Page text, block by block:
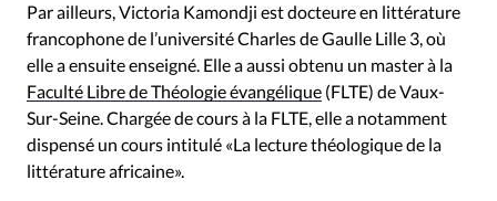
Par ailleurs, Victoria Kamondji est docteure en littérature
francophone de l’université Charles de Gaulle Lille 3, où
elle a ensuite enseigné. Elle a aussi obtenu un master à la
Faculté Libre de Théologie évangélique (FLTE) de Vaux-
Sur-Seine. Chargée de cours à la FLTE, elle a notamment
dispensé un cours intitulé «La lecture théologique de la
littérature africaine».